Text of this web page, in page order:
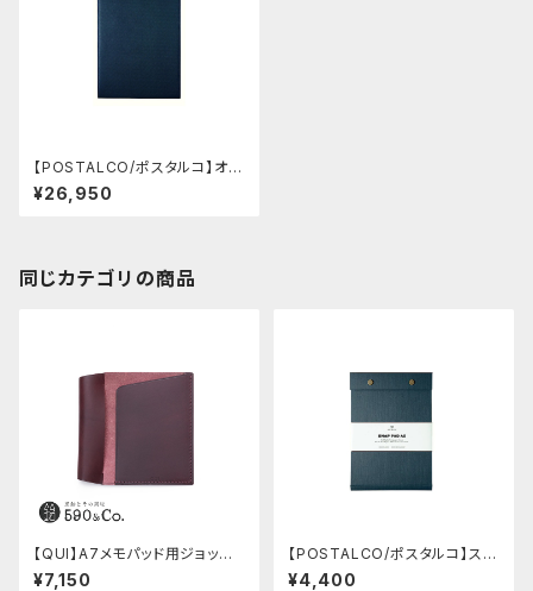
【POSTALCO/ポスタルコ】オー
ルレザースナップパッド A5 クロ
スグレインレザー (Cobalt Blu
¥26,950
同じカテゴリの商品
【QUI】A7メモパッド用ジョッタ
ー・ブッテーロ (ワイン)
¥7,150
【POSTALCO/ポスタルコ】スナ
ップパッド SQ A5 (Dark Blue)
¥4,400